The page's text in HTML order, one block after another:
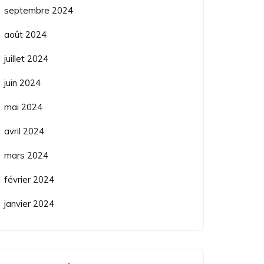
septembre 2024
août 2024
juillet 2024
juin 2024
mai 2024
avril 2024
mars 2024
février 2024
janvier 2024